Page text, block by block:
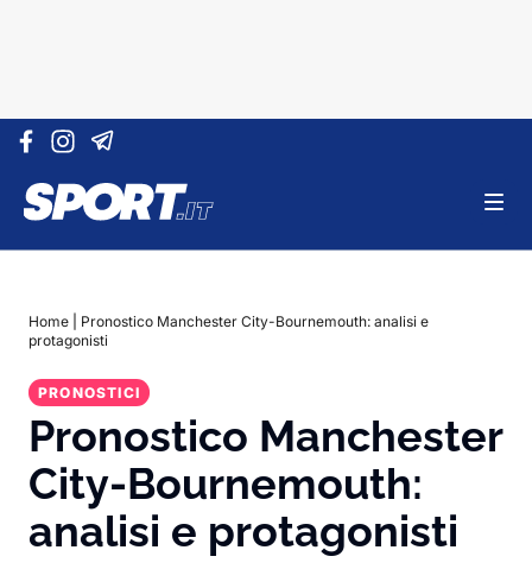
Vai al contenuto
Home
Pronostico Manchester City-Bournemouth: analisi e
protagonisti
PRONOSTICI
Pronostico Manchester
City-Bournemouth:
analisi e protagonisti